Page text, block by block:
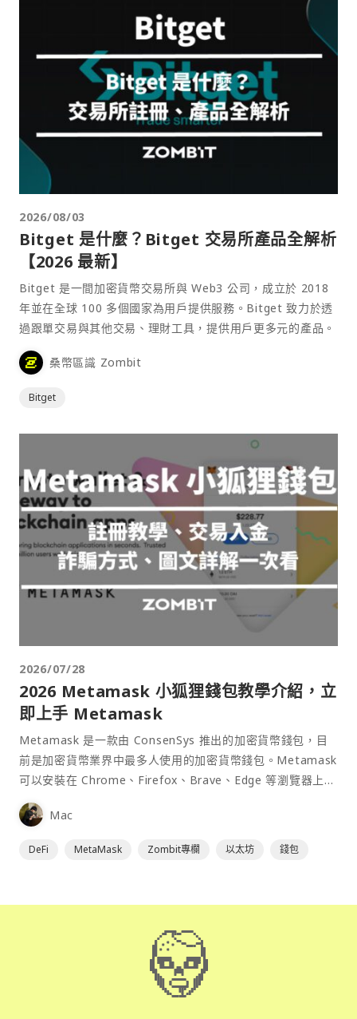
2026/08/03
Bitget 是什麼？Bitget 交易所產品全解析
【2026 最新】
Bitget 是一間加密貨幣交易所與 Web3 公司，成立於 2018
年並在全球 100 多個國家為用戶提供服務。Bitget 致力於透
過跟單交易與其他交易、理財工具，提供用戶更多元的產品。
桑幣區識 Zombit
Bitget
2026/07/28
2026 Metamask 小狐狸錢包教學介紹，立
即上手 Metamask
Metamask 是一款由 ConsenSys 推出的加密貨幣錢包，目
前是加密貨幣業界中最多人使用的加密貨幣錢包。Metamask
可以安裝在 Chrome、Firefox、Brave、Edge 等瀏覽器上作
為插件使用，具備許多功能且使用上非常方便。
Mac
DeFi MetaMask Zombit專欄 以太坊 錢包